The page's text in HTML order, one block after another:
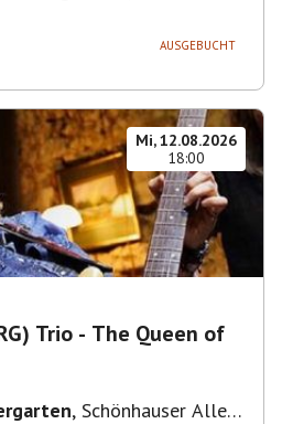
AUSGEBUCHT
Mi, 12.08.2026
18:00
Trio - The Queen of
, Schönhauser Allee